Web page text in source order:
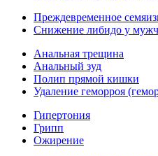
Преждевременное
Снижение либидо у
Анальная трещина
Анальный зуд
Полип прямой кишки
Удаление геморроя
Гипертония
Грипп
Ожирение